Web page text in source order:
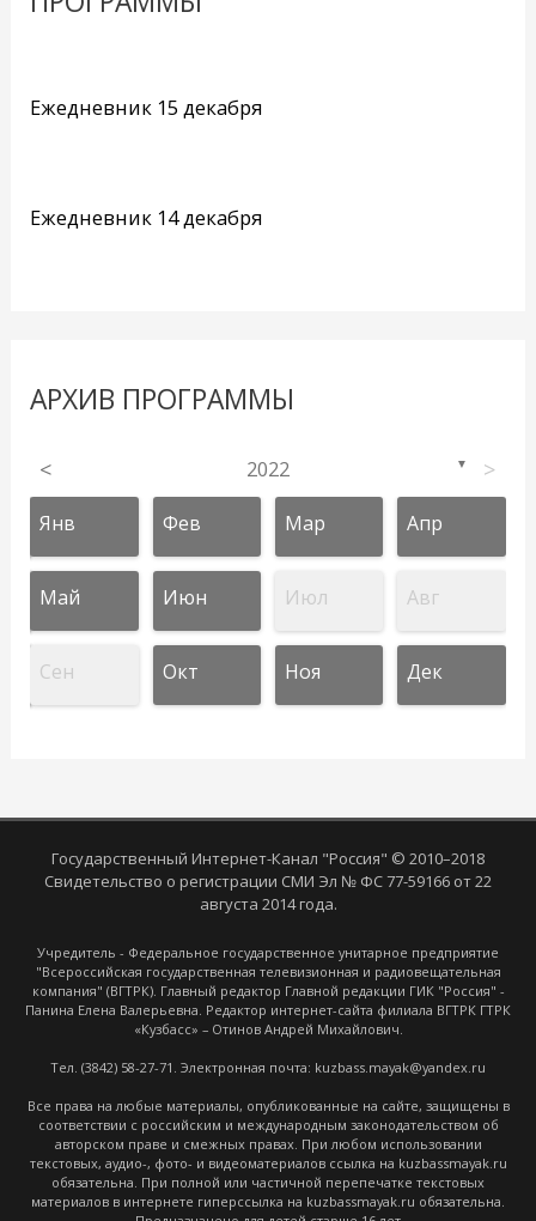
Ежедневник 15 декабря
Ежедневник 14 декабря
АРХИВ ПРОГРАММЫ
< 2022 ▼ >
Янв Фев Мар Апр
Май Июн Июл Авг
Сен Окт Ноя Дек
Государственный Интернет-Канал "Россия" © 2010–2018
Свидетельство о регистрации СМИ Эл № ФС 77-59166 от 22
августа 2014 года.
Учредитель - Федеральное государственное унитарное предприятие
"Всероссийская государственная телевизионная и радиовещательная
компания" (ВГТРК). Главный редактор Главной редакции ГИК "Россия" -
Панина Елена Валерьевна. Редактор интернет-сайта филиала ВГТРК ГТРК
«Кузбасс» – Отинов Андрей Михайлович.
Тел. (3842) 58-27-71. Электронная почта: kuzbass.mayak@yandex.ru
Все права на любые материалы, опубликованные на сайте, защищены в
соответствии с российским и международным законодательством об
авторском праве и смежных правах. При любом использовании
текстовых, аудио-, фото- и видеоматериалов ссылка на kuzbassmayak.ru
обязательна. При полной или частичной перепечатке текстовых
материалов в интернете гиперссылка на kuzbassmayak.ru обязательна.